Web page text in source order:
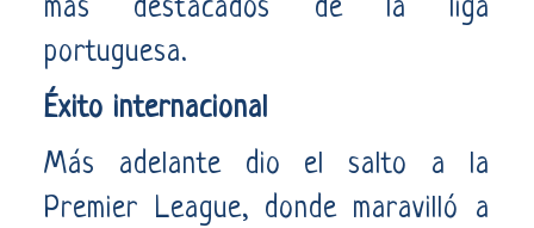
más destacados de la liga
portuguesa.
Éxito internacional
Más adelante dio el salto a la
Premier League, donde maravilló a